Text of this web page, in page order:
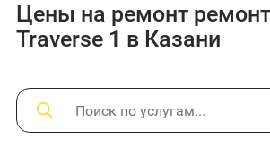
Цены на ремонт
Traverse 1 в Казани